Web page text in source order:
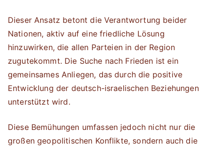
Dieser Ansatz betont die Verantwortung beider
Nationen, aktiv auf eine friedliche Lösung
hinzuwirken, die allen Parteien in der Region
zugutekommt. Die Suche nach Frieden ist ein
gemeinsames Anliegen, das durch die positive
Entwicklung der deutsch-israelischen Beziehungen
unterstützt wird.
Diese Bemühungen umfassen jedoch nicht nur die
großen geopolitischen Konflikte, sondern auch die